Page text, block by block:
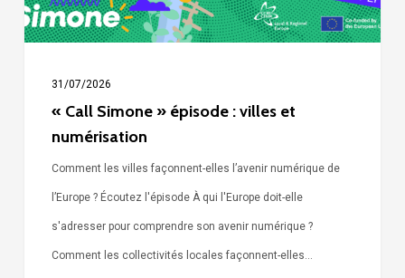
31/07/2026
« Call Simone » épisode : villes et
numérisation
Comment les villes façonnent-elles l’avenir numérique de
l’Europe ? Écoutez l'épisode À qui l'Europe doit-elle
s'adresser pour comprendre son avenir numérique ?
Comment les collectivités locales façonnent-elles…